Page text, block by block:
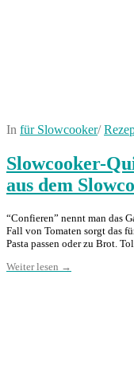
In für Slowcooker/
Slowcooker-
aus dem
“Confieren” nennt man das
Fall von Tomaten sorgt das
Pasta passen oder zu Brot.
Weiter lesen →